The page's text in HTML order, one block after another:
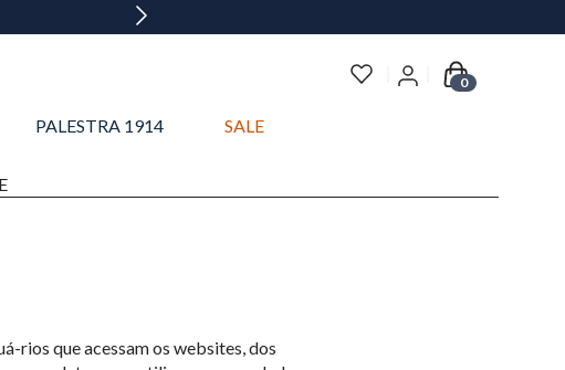
0
PALESTRA 1914 SALE
rios que acessam os websites, dos